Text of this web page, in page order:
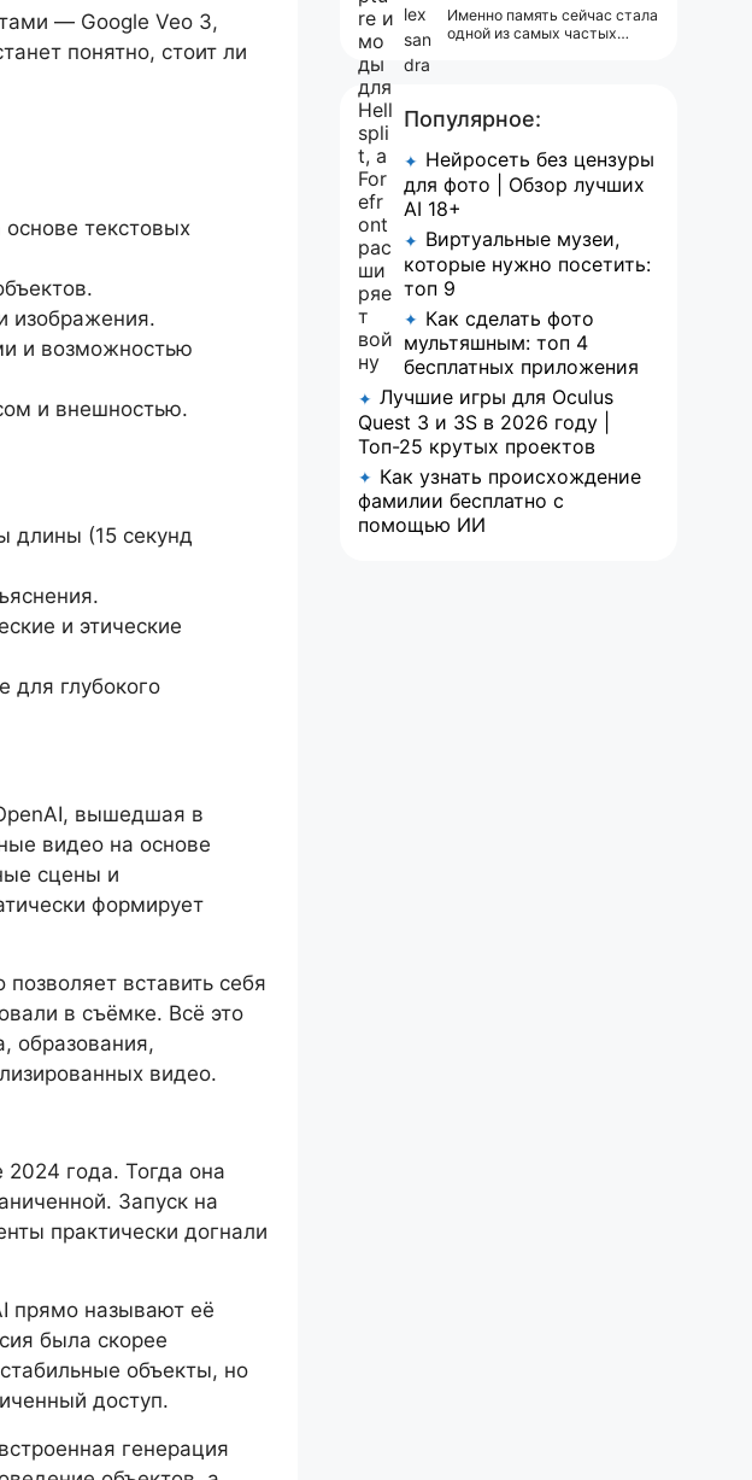
— Google Veo 3,
понятно, стоит ли
текстовых
изображения.
и возможностью
и внешностью.
длины (15 секунд
и этические
для глубокого
вышедшая в
видео на основе
сцены и
формирует
вставить себя
в съёмке. Всё это
образования,
видео.
года. Тогда она
Запуск на
практически догнали
прямо называют её
была скорее
объекты, но
доступ.
генерация
Именно память сейчас стала
одной из самых частых
Популярное:
✦ Нейросеть без цензуры
для фото | Обзор лучших
AI 18+
✦ Виртуальные музеи,
которые нужно посетить:
топ 9
✦ Как сделать фото
мультяшным: топ 4
бесплатных приложения
✦ Лучшие игры для Oculus
Quest 3 и 3S в 2026 году |
Топ-25 крутых проектов
✦ Как узнать происхождение
фамилии бесплатно с
помощью ИИ